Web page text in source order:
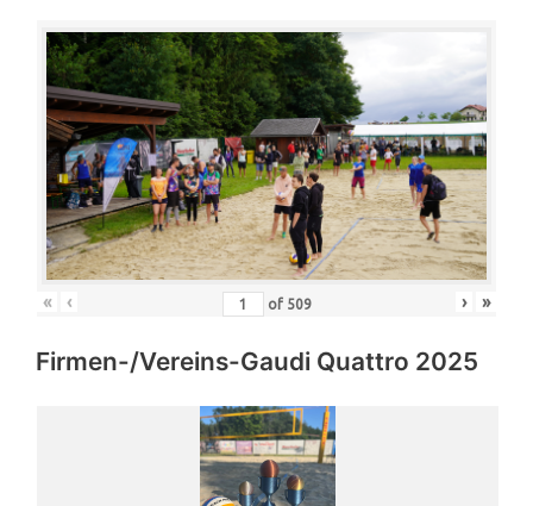
« ‹ of 509 › »
Firmen-/Vereins-Gaudi Quattro 2025